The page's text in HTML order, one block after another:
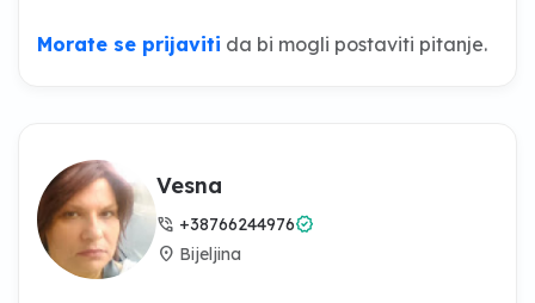
Morate se prijaviti da bi mogli postaviti pitanje.
Vesna
phone_in_talk +38766244976verified
location_on Bijeljina